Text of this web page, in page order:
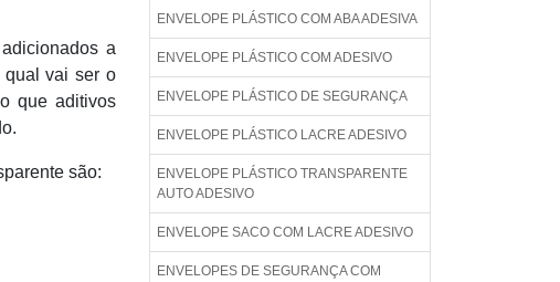
a
qual vai ser o
que aditivos
são:
ENVELOPE PLÁSTICO COM ABA ADESIVA
ENVELOPE PLÁSTICO COM ADESIVO
ENVELOPE PLÁSTICO DE SEGURANÇA
ENVELOPE PLÁSTICO LACRE ADESIVO
ENVELOPE PLÁSTICO TRANSPARENTE
AUTO ADESIVO
ENVELOPE SACO COM LACRE ADESIVO
ENVELOPES DE SEGURANÇA COM